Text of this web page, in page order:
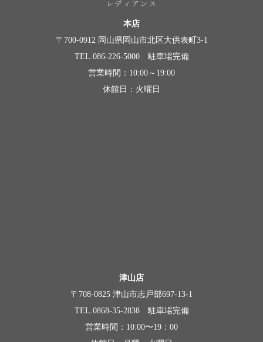
本店
〒700-0912 岡山県岡山市北区大供表町3-1
TEL.086-226-5000 駐車場完備
営業時間：10:00～19:00
休館日：火曜日
津山店
〒708-0825 津山市志戸部697-13-1
TEL.0868-35-2838 駐車場完備
営業時間：10:00〜19：00